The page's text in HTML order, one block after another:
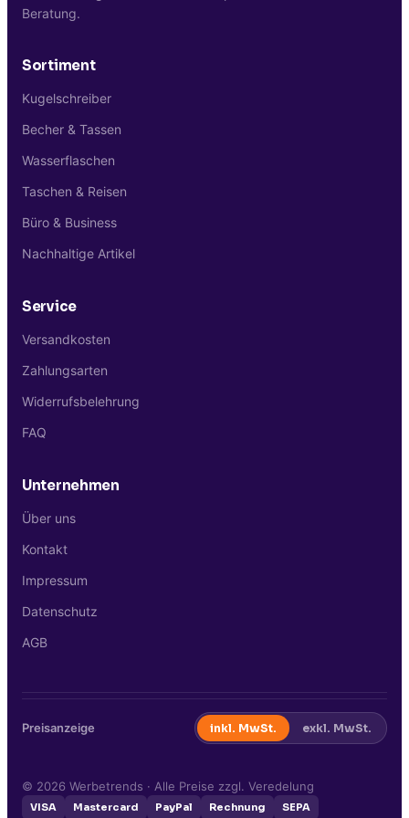
Beratung.
Sortiment
Kugelschreiber
Becher & Tassen
Wasserflaschen
Taschen & Reisen
Büro & Business
Nachhaltige Artikel
Service
Versandkosten
Zahlungsarten
Widerrufsbelehrung
FAQ
Unternehmen
Über uns
Kontakt
Impressum
Datenschutz
AGB
Preisanzeige inkl. MwSt. exkl. MwSt.
© 2026 Werbetrends · Alle Preise zzgl. Veredelung
VISA Mastercard PayPal Rechnung SEPA